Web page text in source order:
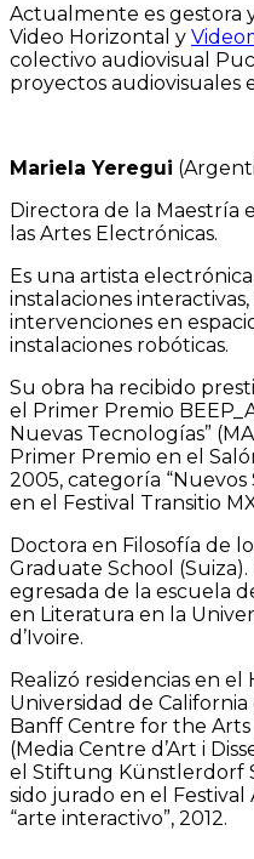
Actualmente es gestora
Video Horizontal y
colectivo audiovisual
proyectos audiovisuales
Mariela Yeregui
Directora de la Maestría
las Artes Electrónicas.
Es una artista
instalaciones
intervenciones en
instalaciones robóticas.
Su obra ha recibido
el Primer Premio
Nuevas Tecnologías”
Primer Premio en el
2005, categoría
en el Festival Transitio
Doctora en Filosofía de
Graduate School
egresada de la escuela
en Literatura en la
d’Ivoire.
Realizó residencias en
Universidad de California
Banff Centre for the Arts
(Media Centre d’Art i
el Stiftung Künstlerdorf
sido jurado en el
“arte interactivo”, 2012.